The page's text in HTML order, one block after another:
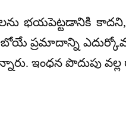
భయపెట్టడానికి
ప్రమాదాన్ని
ఇంధన పొదుపు